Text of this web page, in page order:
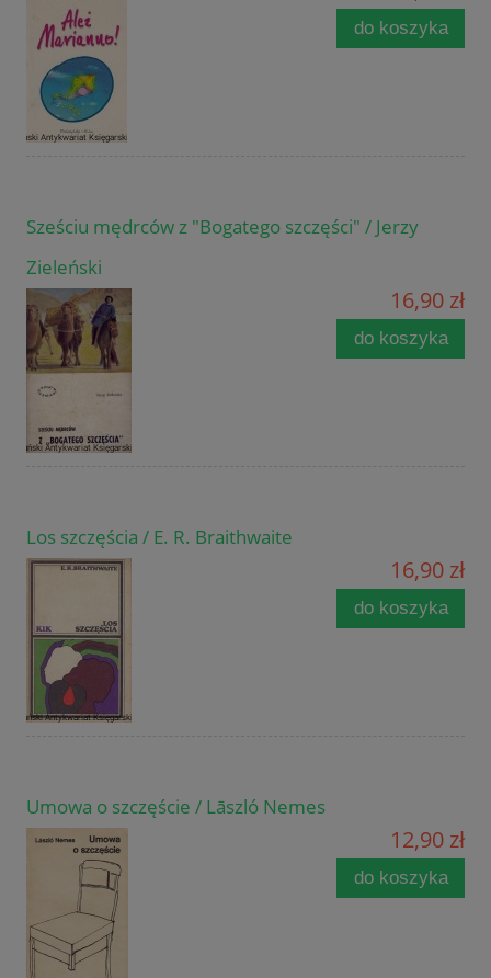
do koszyka
Sześciu mędrców z "Bogatego szczęści" / Jerzy
Zieleński
16,90 zł
do koszyka
Los szczęścia / E. R. Braithwaite
16,90 zł
do koszyka
Umowa o szczęście / Lāszló Nemes
12,90 zł
do koszyka